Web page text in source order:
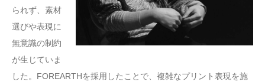
られず、素材
選びや表現に
無意識の制約
が生じていま
した。FOREARTHを採用したことで、複雑なプリント表現を施